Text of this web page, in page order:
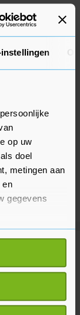
op uw
doel
metingen aan
en
gegevens
kan zijn
te
(fingerprinting)